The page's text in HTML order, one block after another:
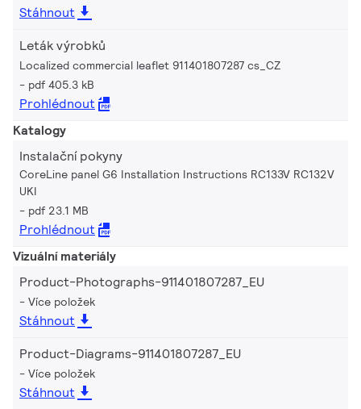
Stáhnout
Leták výrobků
Localized commercial leaflet 911401807287 cs_CZ
pdf 405.3 kB
Prohlédnout
Katalogy
Instalační pokyny
CoreLine panel G6 Installation Instructions RC133V RC132V
UKI
pdf 23.1 MB
Prohlédnout
Vizuální materiály
Product-Photographs-911401807287_EU
Více položek
Stáhnout
Product-Diagrams-911401807287_EU
Více položek
Stáhnout